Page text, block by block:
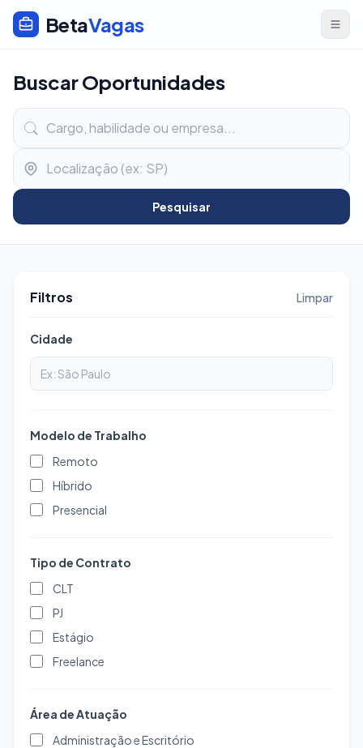
BetaVagas
Buscar Oportunidades
Pesquisar
Filtros Limpar
Cidade
Modelo de Trabalho
Remoto
Híbrido
Presencial
Tipo de Contrato
CLT
PJ
Estágio
Freelance
Área de Atuação
Administração e Escritório